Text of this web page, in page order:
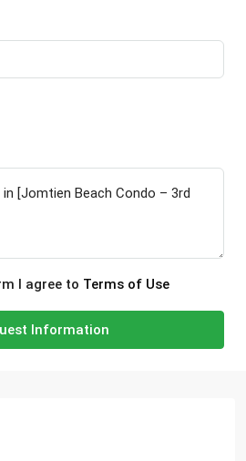
I agree to Terms of Use
Information